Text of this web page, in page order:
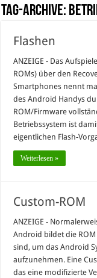
Tag-Archive:
Flashen
ANZEIGE - Das
ROMs) über den
Smartphones nennt
des Android Handys
ROM/Firmware
Betriebssystem ist
eigentlichen Flash-
Weiterlesen »
Custom-ROM
ANZEIGE -
Android bildet die
sind, um das Android
aufzunehmen. Eine
das eine modifizierte